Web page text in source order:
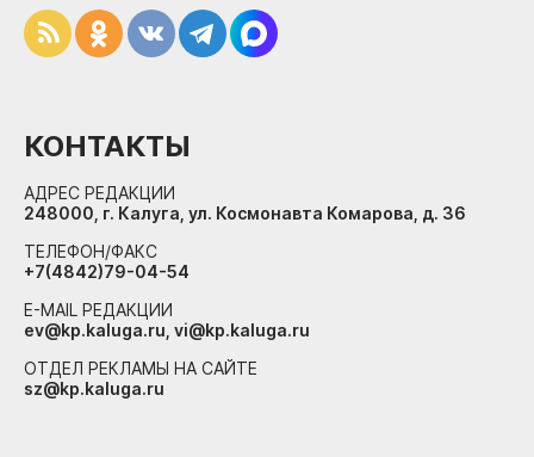
КОНТАКТЫ
АДРЕС РЕДАКЦИИ
248000, г. Калуга, ул. Космонавта Комарова, д. 36
ТЕЛЕФОН/ФАКС
+7(4842)79-04-54
E-MAIL РЕДАКЦИИ
ev@kp.kaluga.ru, vi@kp.kaluga.ru
ОТДЕЛ РЕКЛАМЫ НА САЙТЕ
sz@kp.kaluga.ru